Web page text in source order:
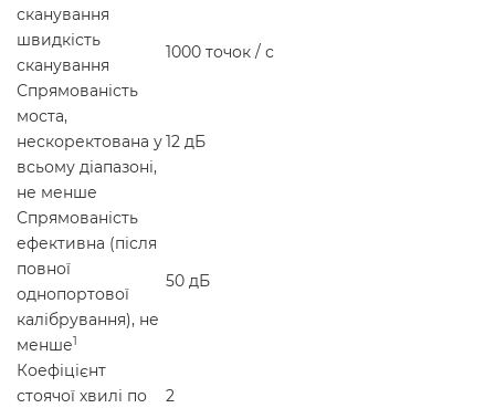
сканування
швидкість
сканування
1000 точок / с
Спрямованість
моста,
нескоректована у
всьому діапазоні,
не менше
12 дБ
Спрямованість
ефективна (після
повної
однопортової
калібрування), не
менше1
50 дБ
Коефіцієнт
стоячої хвилі по
2